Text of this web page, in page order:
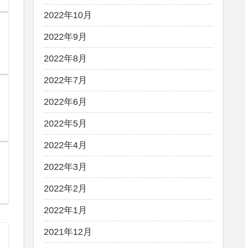
2022年10月
2022年9月
2022年8月
2022年7月
2022年6月
2022年5月
2022年4月
2022年3月
2022年2月
2022年1月
2021年12月